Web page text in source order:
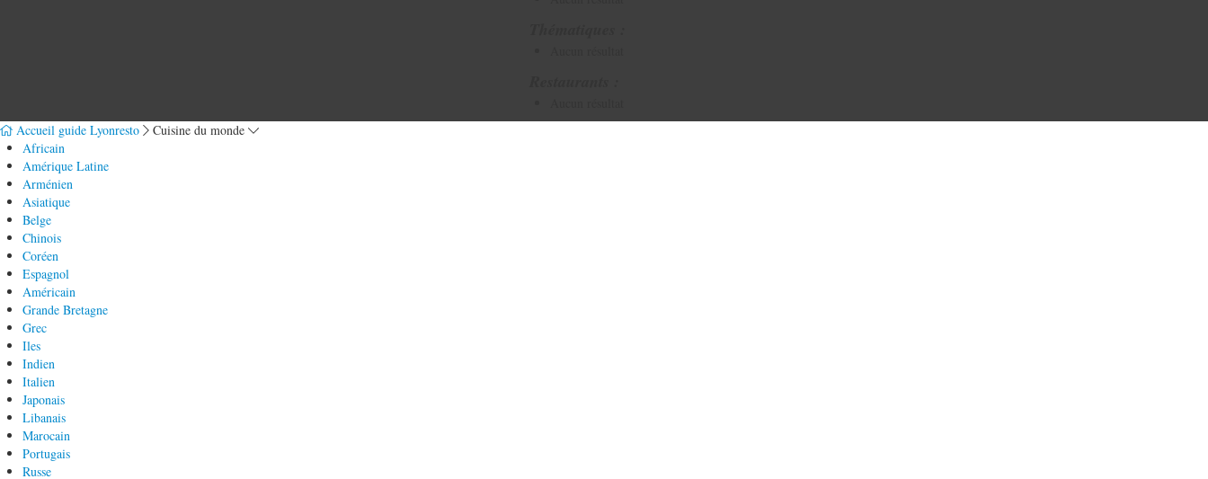
Accueil guide Lyonresto
Cuisine du monde
Africain
Amérique Latine
Arménien
Asiatique
Belge
Chinois
Coréen
Espagnol
Américain
Grande Bretagne
Grec
Iles
Indien
Italien
Japonais
Libanais
Marocain
Portugais
Russe